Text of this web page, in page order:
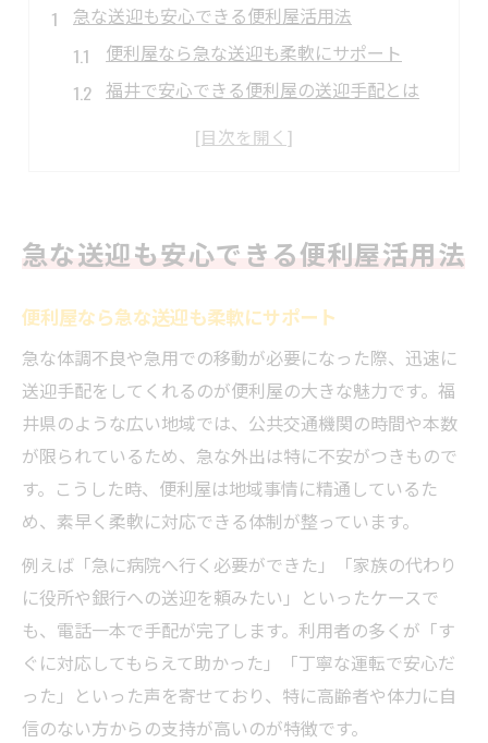
急な送迎も安心できる便利屋活用法
便利屋なら急な送迎も柔軟にサポート
福井で安心できる便利屋の送迎手配とは
便利屋の代行サービスが送迎で役立つ理由
送迎手配で頼れる便利屋の魅力とは
便利屋の送迎サービスが選ばれる理由
福井県内で便利屋を利用する安心感とは
送迎時に便利屋の秘密厳守が安心材料に
代行や荷物運びも便利屋が丁寧に対応
便利屋なら多様な送迎要望に柔軟対応
体力に不安な時は便利屋送迎サービスが便利
体力に自信がない方も便利屋が心強い
便利屋の送迎で移動の負担を軽減できる
高齢者の方も便利屋送迎で安心の外出
便利屋は買い物や通院の付き添いも可能
一人暮らしでも便利屋送迎なら安心依頼
相談しやすい送迎手配を選ぶポイント
便利屋選びは料金や対応力で比較しよう
急な送迎も安心できる便利屋活用法
便利屋なら急な送迎も柔軟にサポート
急な体調不良や急用での移動が必要になった際、迅速に
送迎手配をしてくれるのが便利屋の大きな魅力です。福
井県のような広い地域では、公共交通機関の時間や本数
が限られているため、急な外出は特に不安がつきもので
す。こうした時、便利屋は地域事情に精通しているた
め、素早く柔軟に対応できる体制が整っています。
例えば「急に病院へ行く必要ができた」「家族の代わり
に役所や銀行への送迎を頼みたい」といったケースで
も、電話一本で手配が完了します。利用者の多くが「す
ぐに対応してもらえて助かった」「丁寧な運転で安心だ
った」といった声を寄せており、特に高齢者や体力に自
信のない方からの支持が高いのが特徴です。